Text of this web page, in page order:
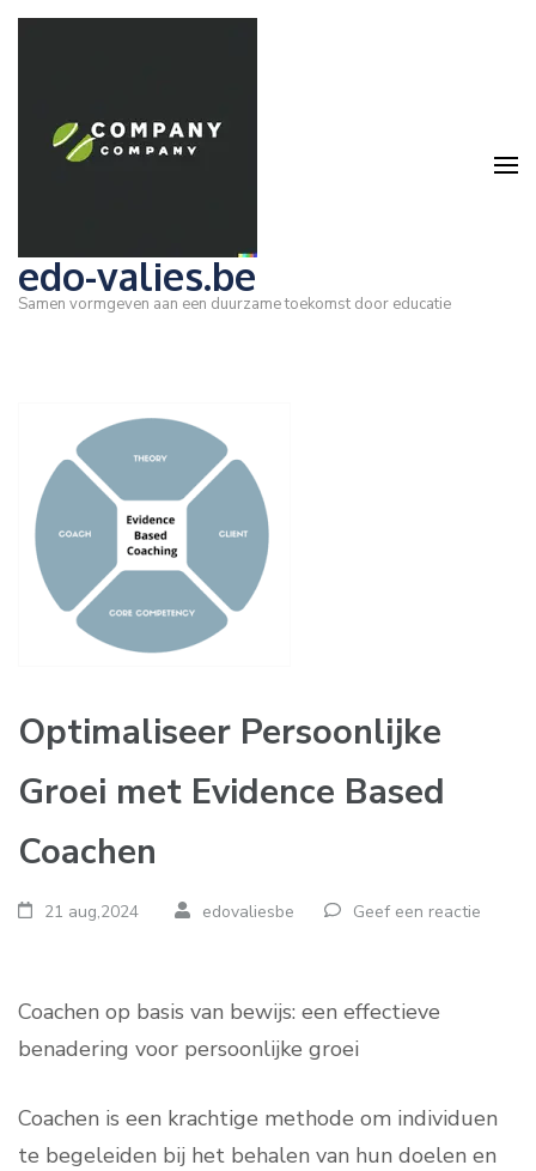
Ga
edo-valies.be
Samen vormgeven aan een duurzame toekomst door educatie
Optimaliseer Persoonlijke
Groei met Evidence Based
Coachen
21 aug,2024 edovaliesbe Geef een reactie
Coachen op basis van bewijs: een effectieve
benadering voor persoonlijke groei
Coachen is een krachtige methode om individuen
te begeleiden bij het behalen van hun doelen en